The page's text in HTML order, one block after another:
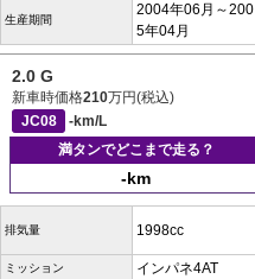
生産期間
2004年06月～200
5年04月
2.0 G
新車時価格210万円(税込)
JC08
-km/L
満タンでどこまで走る？
-km
排気量 1998cc
ミッション インパネ4AT